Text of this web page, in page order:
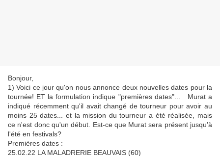
Bonjour,
1) Voici ce jour qu'on nous annonce deux nouvelles dates pour la
tournée! ET la formulation indique "premières dates"... Murat a
indiqué récemment qu'il avait changé de tourneur pour avoir au
moins 25 dates... et la mission du tourneur a été réalisée, mais
ce n'est donc qu'un début. Est-ce que Murat sera présent jusqu'à
l'été en festivals?
Premières dates :
25.02.22 LA MALADRERIE BEAUVAIS (60)